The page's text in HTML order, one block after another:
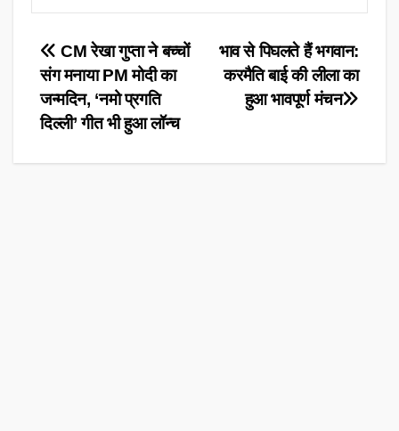
Post
navigation
भाव से पिघलते हैं भगवान:
करमैति बाई की लीला का
हुआ भावपूर्ण मंचन
CM रेखा गुप्ता ने बच्चों
संग मनाया PM मोदी का
जन्मदिन, ‘नमो प्रगति
दिल्ली’ गीत भी हुआ लॉन्च